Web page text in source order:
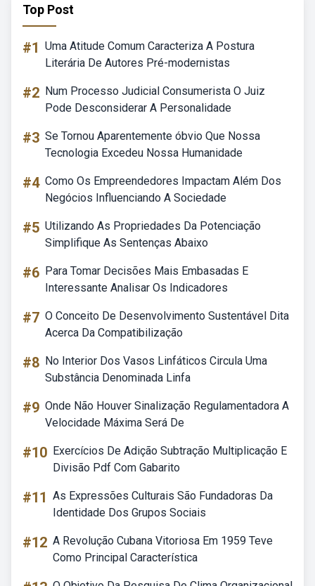
Top Post
#1 Uma Atitude Comum Caracteriza A Postura
Literária De Autores Pré-modernistas
#2 Num Processo Judicial Consumerista O Juiz
Pode Desconsiderar A Personalidade
#3 Se Tornou Aparentemente óbvio Que Nossa
Tecnologia Excedeu Nossa Humanidade
#4 Como Os Empreendedores Impactam Além Dos
Negócios Influenciando A Sociedade
#5 Utilizando As Propriedades Da Potenciação
Simplifique As Sentenças Abaixo
#6 Para Tomar Decisões Mais Embasadas E
Interessante Analisar Os Indicadores
#7 O Conceito De Desenvolvimento Sustentável Dita
Acerca Da Compatibilização
#8 No Interior Dos Vasos Linfáticos Circula Uma
Substância Denominada Linfa
#9 Onde Não Houver Sinalização Regulamentadora A
Velocidade Máxima Será De
#10 Exercícios De Adição Subtração Multiplicação E
Divisão Pdf Com Gabarito
#11 As Expressões Culturais São Fundadoras Da
Identidade Dos Grupos Sociais
#12 A Revolução Cubana Vitoriosa Em 1959 Teve
Como Principal Característica